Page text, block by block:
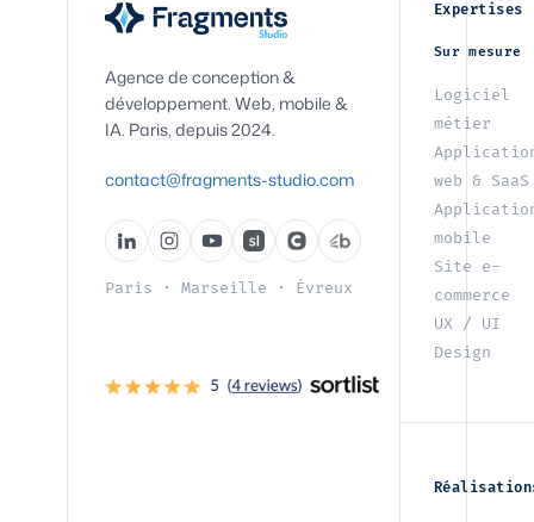
Agence de conception &
développement. Web, mobile &
IA. Paris, depuis 2024.
contact@fragments-studio.com
Paris · Marseille · Évreux
Expertises
Sur mesure
Logiciel
métier
web & SaaS
mobile
Site e-
commerce
UX / UI
Design